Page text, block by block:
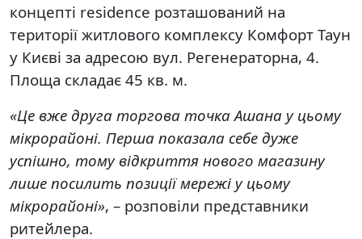
концепті residence розташований на
території житлового комплексу Комфорт Таун
у Києві за адресою вул. Регенераторна, 4.
Площа складає 45 кв. м.
«Це вже друга торгова точка Ашана у цьому
мікрорайоні. Перша показала себе дуже
успішно, тому відкриття нового магазину
лише посилить позиції мережі у цьому
мікрорайоні», – розповіли представники
ритейлера.